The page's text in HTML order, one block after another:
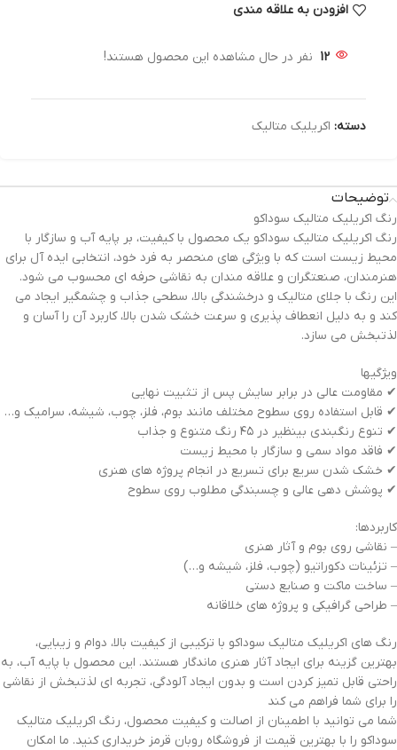
افزودن به علاقه مندی
12 نفر در حال مشاهده این محصول هستند!
دسته: اکریلیک متالیک
توضیحات
رنگ اکریلیک متالیک سوداکو
رنگ اکریلیک متالیک سوداکو یک محصول با کیفیت، بر پایه آب و سازگار با
محیط زیست است که با ویژگی های منحصر به فرد خود، انتخابی ایده آل برای
هنرمندان، صنعتگران و علاقه مندان به نقاشی حرفه ای محسوب می شود.
این رنگ با جلای متالیک و درخشندگی بالا، سطحی جذاب و چشمگیر ایجاد می
کند و به دلیل انعطاف پذیری و سرعت خشک شدن بالا، کاربرد آن را آسان و
لذتبخش می سازد.
ویژگیها
✔ مقاومت عالی در برابر سایش پس از تثبیت نهایی
✔ قابل استفاده روی سطوح مختلف مانند بوم، فلز، چوب، شیشه، سرامیک و…
✔ تنوع رنگبندی بینظیر در ۴۵ رنگ متنوع و جذاب
✔ فاقد مواد سمی و سازگار با محیط زیست
✔ خشک شدن سریع برای تسریع در انجام پروژه های هنری
✔ پوشش دهی عالی و چسبندگی مطلوب روی سطوح
کاربردها:
– نقاشی روی بوم و آثار هنری
– تزئینات دکوراتیو (چوب، فلز، شیشه و…)
– ساخت ماکت و صنایع دستی
– طراحی گرافیکی و پروژه های خلاقانه
رنگ های اکریلیک متالیک سوداکو با ترکیبی از کیفیت بالا، دوام و زیبایی،
بهترین گزینه برای ایجاد آثار هنری ماندگار هستند. این محصول با پایه آب، به
راحتی قابل تمیز کردن است و بدون ایجاد آلودگی، تجربه ای لذتبخش از نقاشی
را برای شما فراهم می کند
شما می توانید با اطمینان از اصالت و کیفیت محصول، رنگ اکریلیک متالیک
سوداکو را با بهترین قیمت از فروشگاه روبان قرمز خریداری کنید. ما امکان